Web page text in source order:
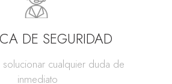
DE SEGURIDAD
solucionar cualquier duda de
inmediato